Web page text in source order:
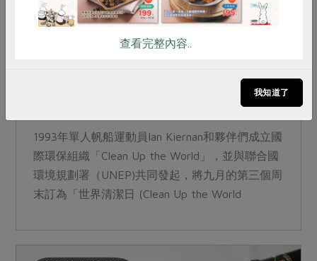
1993年單人帆船運動員Ian Kiernan和夥伴們成立國
際環保組織「Clean Up the World」，並與聯合國
環境規劃署（UNEP)共同發起，將九月的第三個周
末訂為「世界清潔日 (Clean Up the World
查看完整內容..
我知道了